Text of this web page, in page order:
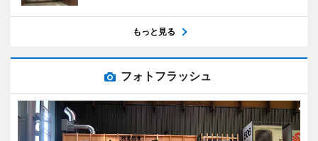
もっと見る
フォトフラッシュ